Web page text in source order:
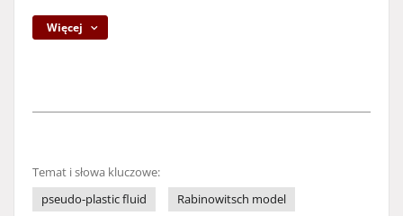
Więcej
Temat i słowa kluczowe:
pseudo-plastic fluid
Rabinowitsch model